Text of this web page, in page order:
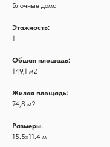
Блочные дома
Этажность:
1
Общая площадь:
149,1 м2
Жилая площадь:
74,8 м2
Размеры:
15.5х11.4 м